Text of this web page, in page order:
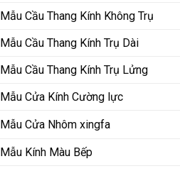
Mẫu Cầu Thang Kính Không Trụ
Mẫu Cầu Thang Kính Trụ Dài
Mẫu Cầu Thang Kính Trụ Lửng
Mẫu Cửa Kính Cường lực
Mẫu Cửa Nhôm xingfa
Mẫu Kính Màu Bếp